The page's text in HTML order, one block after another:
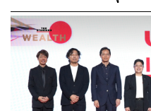
เพื่อตอบสนองต่อการเปลี่ยน
เปลี่ยนโฟกัสจากการขยายบริ
เน้นที่การปรับปรุงธุรกิจบริ
Grab เอง
300 ล้านดอลลาร์ในปี
ทุน SCGC